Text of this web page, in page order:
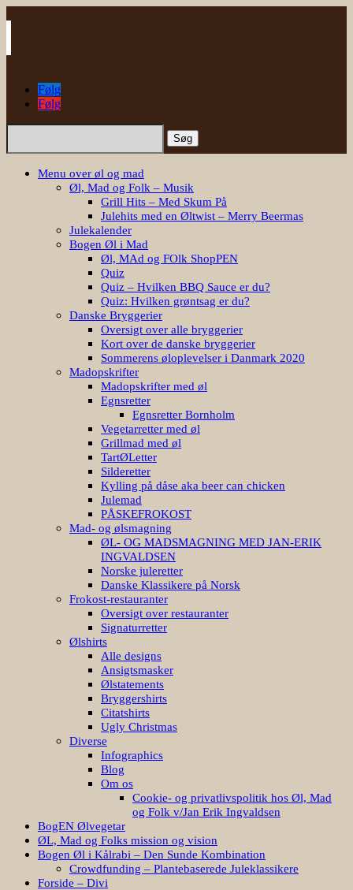
Følg
Følg
Søg
Menu over øl og mad
Øl, Mad og Folk – Musik
Grill Hits – Med Skum På
Julehits med en Øltwist – Merry Beermas
Julekalender
Bogen Øl i Mad
Øl, MAd og FOlk ShopPEN
Quiz
Quiz – Hvilken BBQ Sauce er du?
Quiz: Hvilken grøntsag er du?
Danske Bryggerier
Oversigt over alle bryggerier
Kort over de danske bryggerier
Sommerens øloplevelser i Danmark 2020
Madopskrifter
Madopskrifter med øl
Egnsretter
Egnsretter Bornholm
Vegetarretter med øl
Grillmad med øl
TartØLetter
Silderetter
Kylling på dåse aka beer can chicken
Julemad
PÅSKEFROKOST
Mad- og ølsmagning
ØL- OG MADSMAGNING MED JAN-ERIK
INGVALDSEN
Norske juleretter
Danske Klassikere på Norsk
Frokost-restauranter
Oversigt over restauranter
Signaturretter
Ølshirts
Alle designs
Ansigtsmasker
Ølstatements
Bryggershirts
Citatshirts
Ugly Christmas
Diverse
Infographics
Blog
Om os
Cookie- og privatlivspolitik hos Øl, Mad
og Folk v/Jan Erik Ingvaldsen
BogEN Ølvegetar
ØL, Mad og Folks mission og vision
Bogen Øl i Kålrabi – Den Sunde Kombination
Crowdfunding – Plantebaserede Juleklassikere
Forside – Divi